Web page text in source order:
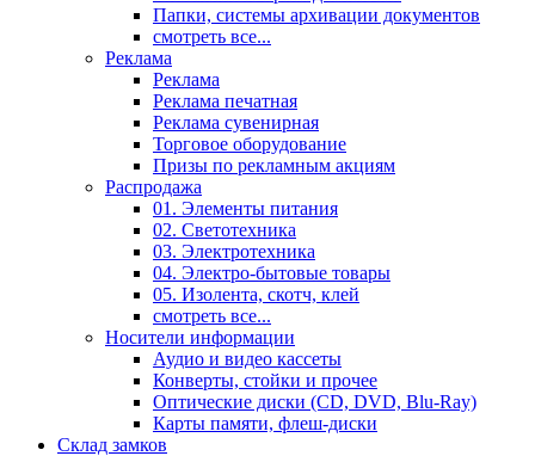
Папки, системы архивации документов
смотреть все...
Реклама
Реклама
Реклама печатная
Реклама сувенирная
Торговое оборудование
Призы по рекламным акциям
Распродажа
01. Элементы питания
02. Светотехника
03. Электротехника
04. Электро-бытовые товары
05. Изолента, скотч, клей
смотреть все...
Носители информации
Аудио и видео кассеты
Конверты, стойки и прочее
Оптические диски (CD, DVD, Blu-Ray)
Карты памяти, флеш-диски
Склад замков